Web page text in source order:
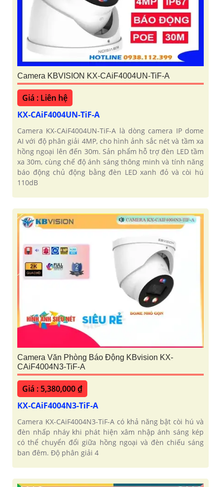
'
Camera KBVISION KX-CAiF4004UN-TiF-A
Giá : Liên hệ
KX-CAiF4004UN-TiF-A
Camera KX-CAiF4004UN-TiF-A là dòng camera IP dome
AI với độ phân giải 4MP, cho hình ảnh sắc nét và tầm xa
hồng ngoại lên đến 30m. Sản phẩm hỗ trợ đèn LED tầm
xa 30m, cùng chế độ ánh sáng thông minh và tính năng
báo động chủ động bằng đèn LED xanh đỏ và còi hú
110dB
Camera Văn Phòng Báo Động KBvision KX-
CAiF4004N3-TiF-A
Giá : 5,380,000 ₫
KX-CAiF4004N3-TiF-A
Camera KX-CAiF4004N3-TiF-A có khả năng bật còi hú và
đèn nhấp nháy khi phát hiện xâm nhập ánh sáng kép
có thể chuyển đổi giữa hồng ngoại và đèn chiếu sáng
ban đêm. Độ phân giải 4